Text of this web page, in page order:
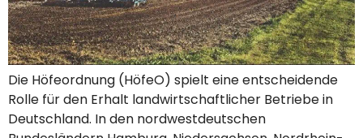
Die Höfeordnung (HöfeO) spielt eine entscheidende
Rolle für den Erhalt landwirtschaftlicher Betriebe in
Deutschland. In den nordwestdeutschen